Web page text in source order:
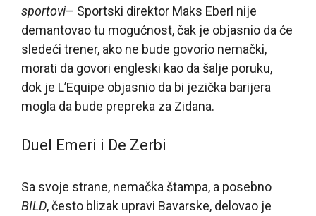
sportovi– Sportski direktor Maks Eberl nije
demantovao tu mogućnost, čak je objasnio da će
sledeći trener, ako ne bude govorio nemački,
morati da govori engleski kao da šalje poruku,
dok je L’Equipe objasnio da bi jezička barijera
mogla da bude prepreka za Zidana.
Duel Emeri i De Zerbi
Sa svoje strane, nemačka štampa, a posebno
BILD, često blizak upravi Bavarske, delovao je